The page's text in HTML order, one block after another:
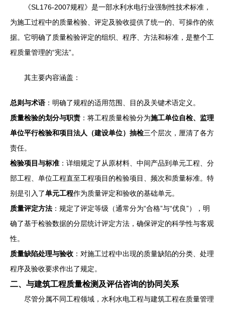
《SL176-2007规程》是一部水利水电行业强制性技术标准，
为施工过程中的质量检验、评定及验收提供了统一的、可操作的依
据。它明确了质量检验评定的组织、程序、方法和标准，是整个工
程质量管理的“宪法”。
其主要内容涵盖：
总则与术语：明确了规程的适用范围、目的及关键术语定义。
质量检验的划分与职责 ：将工程质量检验分为施工单位自检、监理
单位平行检验和项目法人（建设单位）抽检三个层次，厘清了各方
责任。
检验项目与标准 ：详细规定了从原材料、中间产品到单元工程、分
部工程、单位工程直至工程项目的检验项目、频次和质量标准。特
别是引入了单元工程作为质量评定和验收的基础单元。
质量评定方法 ：规定了评定等级（通常分为“合格”与“优良”），明
确了基于检验数据的分层统计评定方法，确保评定的科学性与客观
性。
质量缺陷处理与验收 ：对施工过程中出现的质量缺陷的分类、处理
程序及验收要求作出了规定。
二、与建筑工程质量检测及评估咨询的协同关系
尽管分属不同工程领域，水利水电工程与建筑工程在质量管理